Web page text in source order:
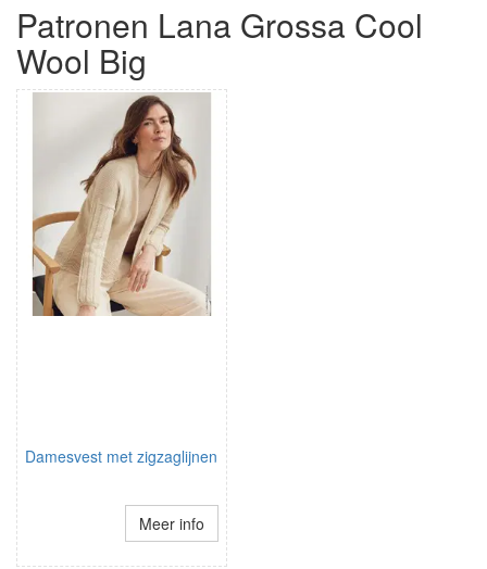
Patronen Lana Grossa Cool
Wool Big
Damesvest met zigzaglijnen
Meer info